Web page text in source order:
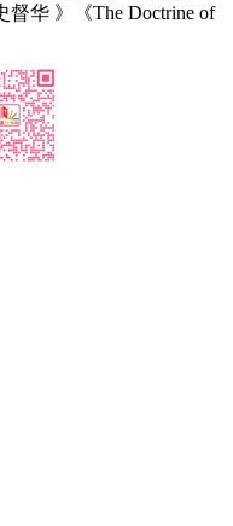
华 》《The Doctrine of